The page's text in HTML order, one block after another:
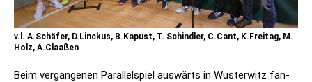
v.l. A.Schäfer, D.Linckus, B.Kapust, T. Schindler, C.Cant, K.Freitag, M.
Holz, A.Claaßen
Beim ver­gan­ge­nen Par­al­lel­spiel aus­wärts in Wus­ter­witz fan­